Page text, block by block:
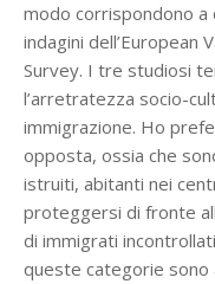
modo corrispondono
indagini dell’European
Survey. I tre studiosi
l’arretratezza socio-
immigrazione. Ho
opposta, ossia che
istruiti, abitanti nei
proteggersi di fronte
di immigrati
queste categorie sono